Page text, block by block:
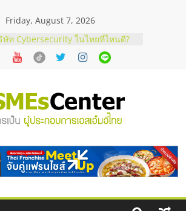
Friday, August 7, 2026
ษัท Cybersecurity ในไทยที่ไหนดี?
เลือกผู้ให้บริการให้คุ้มค่าและตอบ
ทย์ธุรกิจ
มนาออนไลน์ โอกาสบริหารสถานี
การน้ำมัน Shell
มนาลงทุน แฟรนไชส์ยอนนี่
ส์ ครั้งที่ 8
นเครื่องเสียงคุณภาพสูง พร้อม
ลูชันระบบภาพและเสียง